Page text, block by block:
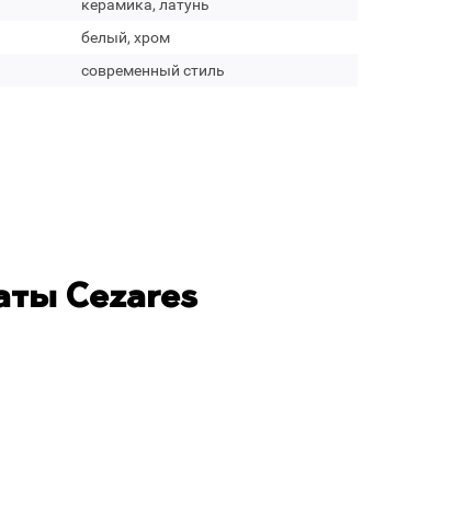
керамика, латунь
белый, хром
современный стиль
Cezares